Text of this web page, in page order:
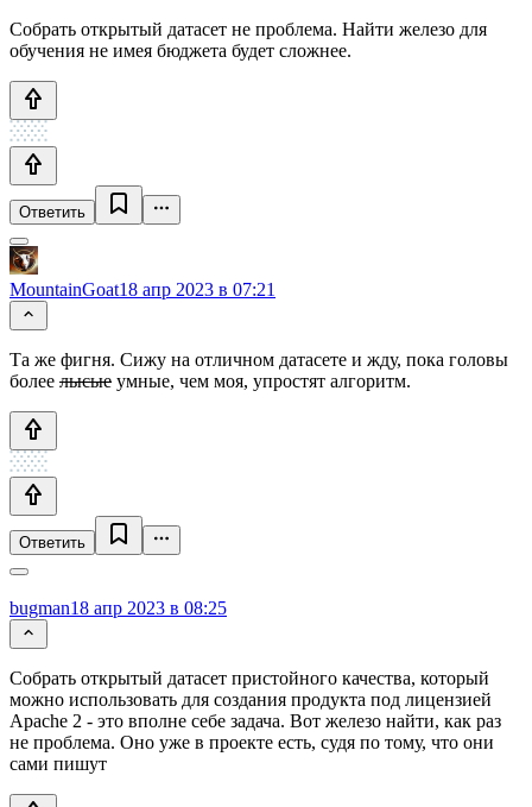
Собрать открытый датасет не проблема. Найти железо для
обучения не имея бюджета будет сложнее.
Ответить
MountainGoat18 апр 2023 в 07:21
Та же фигня. Сижу на отличном датасете и жду, пока головы
более лысые умные, чем моя, упростят алгоритм.
Ответить
bugman18 апр 2023 в 08:25
Собрать открытый датасет пристойного качества, который
можно использовать для создания продукта под лицензией
Apache 2 - это вполне себе задача. Вот железо найти, как раз
не проблема. Оно уже в проекте есть, судя по тому, что они
сами пишут